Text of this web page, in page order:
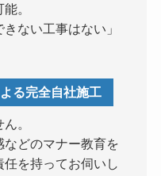
。
ない工事はない」
る完全自社施工
。
どのマナー教育を
を持ってお伺いし